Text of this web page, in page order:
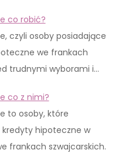
co robić?
czyli osoby posiadające
we frankach
trudnymi wyborami i…
co z nimi?
to osoby, które
kredyty hipoteczne w
frankach szwajcarskich.